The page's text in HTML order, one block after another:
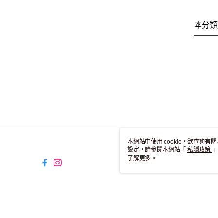
本分
本網站中使用 cookie，欲查詢有
設定，請參閱本網站「 私隱政策
用 cookie。
了解更多 >